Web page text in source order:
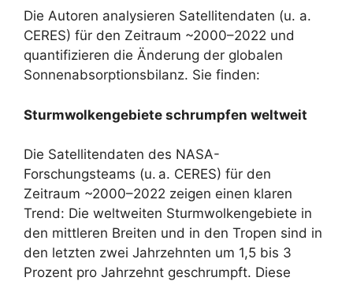
Die Autoren analysieren Satellitendaten (u. a.
CERES) für den Zeitraum ~2000–2022 und
quantifizieren die Änderung der globalen
Sonnenabsorptionsbilanz. Sie finden:
Sturmwolkengebiete schrumpfen weltweit
Die Satellitendaten des NASA-
Forschungsteams (u. a. CERES) für den
Zeitraum ~2000–2022 zeigen einen klaren
Trend: Die weltweiten Sturmwolkengebiete in
den mittleren Breiten und in den Tropen sind in
den letzten zwei Jahrzehnten um 1,5 bis 3
Prozent pro Jahrzehnt geschrumpft. Diese